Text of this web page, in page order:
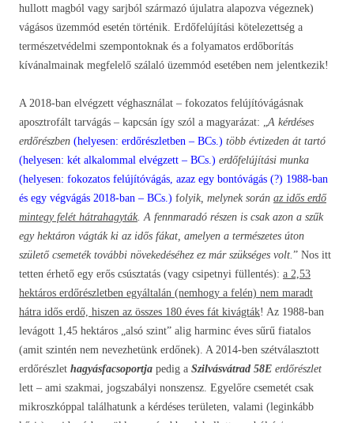
hullott magból vagy sarjból származó újulatra alapozva végeznek)
vágásos üzemmód esetén történik. Erdőfelújítási kötelezettség a
természetvédelmi szempontoknak és a folyamatos erdőborítás
kívánalmainak megfelelő szálaló üzemmód esetében nem jelentkezik!
A 2018-ban elvégzett véghasználat – fokozatos felújítóvágásnak
aposztrofált tarvágás – kapcsán így szól a magyarázat: „ A kérdéses
erdőrészben (helyesen: erdőrészletben – BCs.) több évtizeden át tartó
(helyesen: két alkalommal elvégzett – BCs.) erdőfelújítási munka
(helyesen: fokozatos felújítóvágás, azaz egy bontóvágás (?) 1988-ban
és egy végvágás 2018-ban – BCs.) folyik, melynek során az idős erdő
mintegy felét hátrahagyták. A fennmaradó részen is csak azon a szűk
egy hektáron vágták ki az idős fákat, amelyen a természetes úton
születő csemeték további növekedéséhez ez már szükséges volt. ” Nos itt
tetten érhető egy erős csúsztatás (vagy csipetnyi füllentés): a 2,53
hektáros erdőrészletben egyáltalán (nemhogy a felén) nem maradt
hátra idős erdő, hiszen az összes 180 éves fát kivágták! Az 1988-ban
levágott 1,45 hektáros „alsó szint” alig harminc éves sűrű fiatalos
(amit szintén nem nevezhetünk erdőnek). A 2014-ben szétválasztott
erdőrészlet hagyásfacsoportja pedig a Szilvásvátrad 58E erdőrészlet
lett – ami szakmai, jogszabályi nonszensz. Egyelőre csemetét csak
mikroszkóppal találhatunk a kérdéses területen, valami (leginkább